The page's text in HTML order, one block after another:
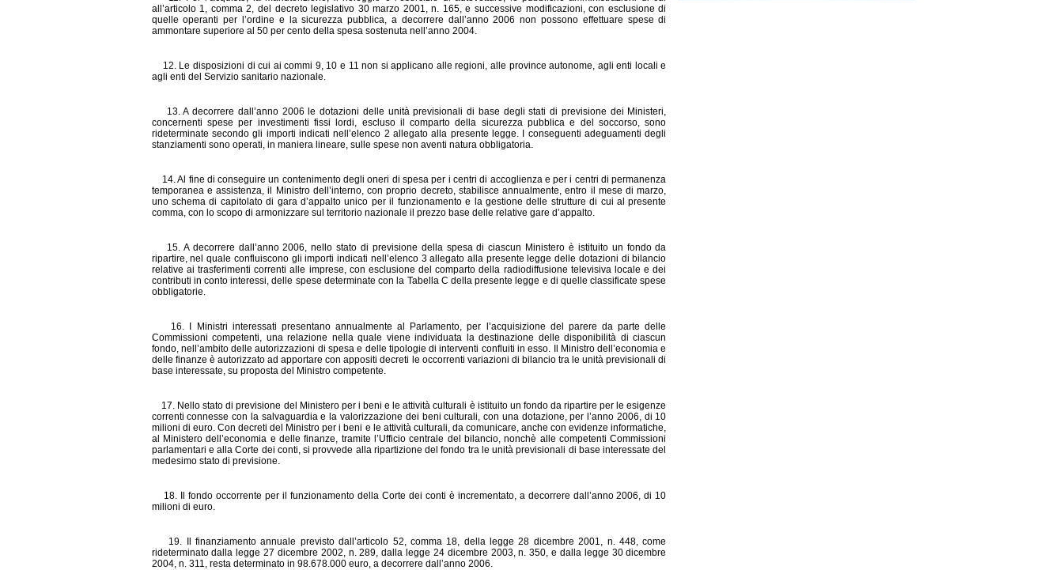
all’articolo 1, comma 2, del decreto legislativo 30 marzo 2001, n. 165, e successive modificazioni, con esclusione di
quelle operanti per l’ordine e la sicurezza pubblica, a decorrere dall’anno 2006 non possono effettuare spese di
ammontare superiore al 50 per cento della spesa sostenuta nell’anno 2004.
12. Le disposizioni di cui ai commi 9, 10 e 11 non si applicano alle regioni, alle province autonome, agli enti locali e
agli enti del Servizio sanitario nazionale.
13. A decorrere dall’anno 2006 le dotazioni delle unità previsionali di base degli stati di previsione dei Ministeri,
concernenti spese per investimenti fissi lordi, escluso il comparto della sicurezza pubblica e del soccorso, sono
rideterminate secondo gli importi indicati nell’elenco 2 allegato alla presente legge. I conseguenti adeguamenti degli
stanziamenti sono operati, in maniera lineare, sulle spese non aventi natura obbligatoria.
14. Al fine di conseguire un contenimento degli oneri di spesa per i centri di accoglienza e per i centri di permanenza
temporanea e assistenza, il Ministro dell’interno, con proprio decreto, stabilisce annualmente, entro il mese di marzo,
uno schema di capitolato di gara d’appalto unico per il funzionamento e la gestione delle strutture di cui al presente
comma, con lo scopo di armonizzare sul territorio nazionale il prezzo base delle relative gare d’appalto.
15. A decorrere dall’anno 2006, nello stato di previsione della spesa di ciascun Ministero è istituito un fondo da
ripartire, nel quale confluiscono gli importi indicati nell’elenco 3 allegato alla presente legge delle dotazioni di bilancio
relative ai trasferimenti correnti alle imprese, con esclusione del comparto della radiodiffusione televisiva locale e dei
contributi in conto interessi, delle spese determinate con la Tabella C della presente legge e di quelle classificate spese
obbligatorie.
16. I Ministri interessati presentano annualmente al Parlamento, per l’acquisizione del parere da parte delle
Commissioni competenti, una relazione nella quale viene individuata la destinazione delle disponibilità di ciascun
fondo, nell’ambito delle autorizzazioni di spesa e delle tipologie di interventi confluiti in esso. Il Ministro dell’economia e
delle finanze è autorizzato ad apportare con appositi decreti le occorrenti variazioni di bilancio tra le unità previsionali di
base interessate, su proposta del Ministro competente.
17. Nello stato di previsione del Ministero per i beni e le attività culturali è istituito un fondo da ripartire per le esigenze
correnti connesse con la salvaguardia e la valorizzazione dei beni culturali, con una dotazione, per l’anno 2006, di 10
milioni di euro. Con decreti del Ministro per i beni e le attività culturali, da comunicare, anche con evidenze informatiche,
al Ministero dell’economia e delle finanze, tramite l’Ufficio centrale del bilancio, nonchè alle competenti Commissioni
parlamentari e alla Corte dei conti, si provvede alla ripartizione del fondo tra le unità previsionali di base interessate del
medesimo stato di previsione.
18. Il fondo occorrente per il funzionamento della Corte dei conti è incrementato, a decorrere dall’anno 2006, di 10
milioni di euro.
19. Il finanziamento annuale previsto dall’articolo 52, comma 18, della legge 28 dicembre 2001, n. 448, come
rideterminato dalla legge 27 dicembre 2002, n. 289, dalla legge 24 dicembre 2003, n. 350, e dalla legge 30 dicembre
2004, n. 311, resta determinato in 98.678.000 euro, a decorrere dall’anno 2006.